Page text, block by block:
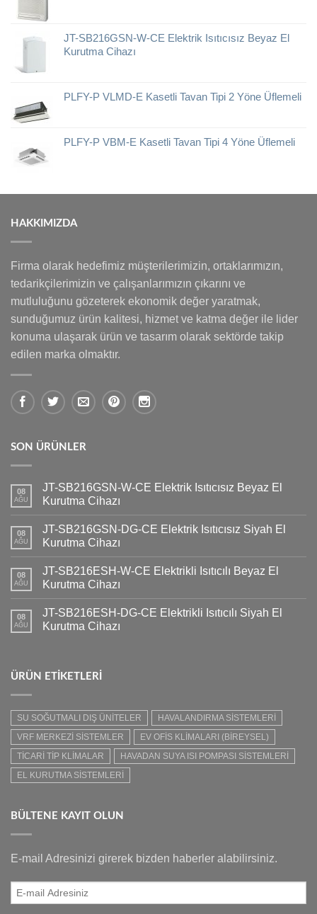
JT-SB216GSN-W-CE Elektrik Isıtıcısız Beyaz El
Kurutma Cihazı
PLFY-P VLMD-E Kasetli Tavan Tipi 2 Yöne Üflemeli
PLFY-P VBM-E Kasetli Tavan Tipi 4 Yöne Üflemeli
HAKKIMIZDA
Firma olarak hedefimiz müşterilerimizin, ortaklarımızın,
tedarikçilerimizin ve çalışanlarımızın çıkarını ve
mutluluğunu gözeterek ekonomik değer yaratmak,
sunduğumuz ürün kalitesi, hizmet ve katma değer ile lider
konuma ulaşarak ürün ve tasarım olarak sektörde takip
edilen marka olmaktır.
SON ÜRÜNLER
08
AĞU
JT-SB216GSN-W-CE Elektrik Isıtıcısız Beyaz El
Kurutma Cihazı
08
AĞU
JT-SB216GSN-DG-CE Elektrik Isıtıcısız Siyah El
Kurutma Cihazı
08
AĞU
JT-SB216ESH-W-CE Elektrikli Isıtıcılı Beyaz El
Kurutma Cihazı
08
AĞU
JT-SB216ESH-DG-CE Elektrikli Isıtıcılı Siyah El
Kurutma Cihazı
ÜRÜN ETIKETLERI
SU SOĞUTMALI DIŞ ÜNİTELER
HAVALANDIRMA SİSTEMLERİ
VRF MERKEZİ SİSTEMLER
EV OFİS KLİMALARI (BİREYSEL)
TİCARİ TİP KLİMALAR
HAVADAN SUYA ISI POMPASI SİSTEMLERİ
EL KURUTMA SİSTEMLERİ
BÜLTENE KAYIT OLUN
E-mail Adresinizi girerek bizden haberler alabilirsiniz.